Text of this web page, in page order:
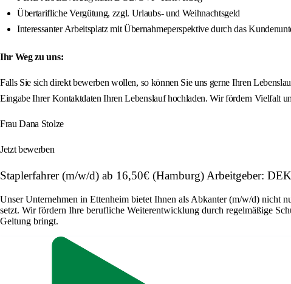
Übertarifliche Vergütung, zzgl. Urlaubs- und Weihnachtsgeld
Interessanter Arbeitsplatz mit Übernahmeperspektive durch das
Ihr Weg zu uns:
Falls Sie sich direkt bewerben wollen, so können Sie uns gerne Ihren
Eingabe Ihrer Kontaktdaten Ihren Lebenslauf hochladen. Wir fördern Vielfalt
Frau Dana Stolze
Jetzt bewerben
Staplerfahrer (m/w/d) ab 16,50€ (Hamburg) Arbeitgeber:
Unser Unternehmen in Ettenheim bietet Ihnen als Abkanter (m/w/d) nicht
setzt. Wir fördern Ihre berufliche Weiterentwicklung durch regelmäßige
Geltung bringt.